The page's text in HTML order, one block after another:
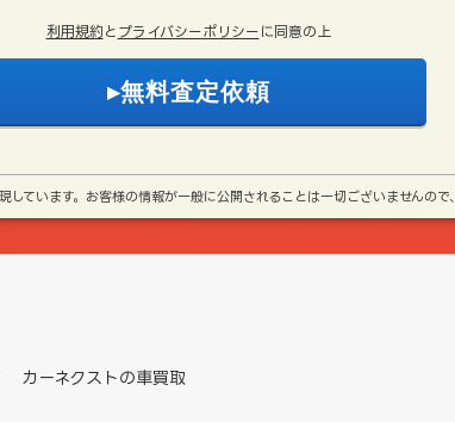
利用規約 と プライバシーポリシー に同意の上
ています。お客様の情報が一般に公開されることは一切ございませんの
カーネクストの車買取